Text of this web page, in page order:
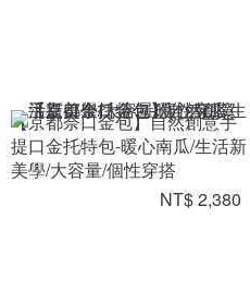
【京都奈口金包】自然創意手
提口金托特包-暖心南瓜/生活新
美學/大容量/個性穿搭
NT$ 2,380